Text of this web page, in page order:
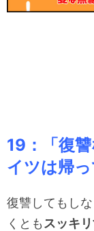
19：「復
イツは帰っ
復讐してもし
くとも スッキ